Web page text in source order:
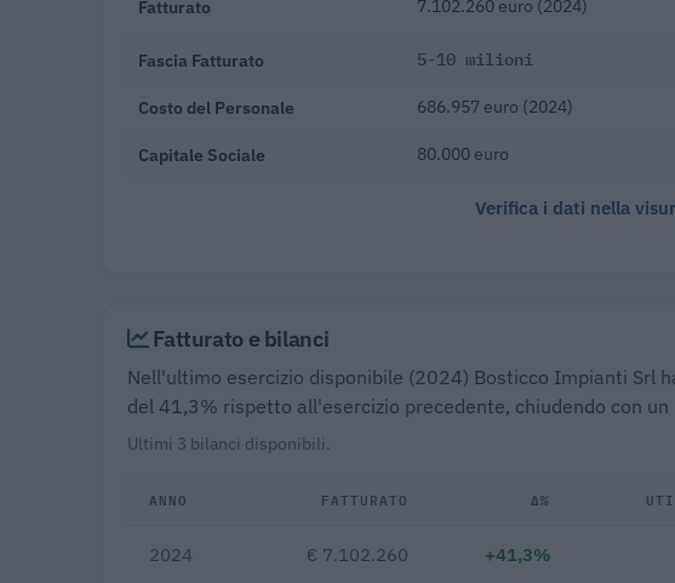
Fatturato 7.102.260 euro (2024)
Fascia Fatturato 5-10 milioni
Costo del Personale 686.957 euro (2024)
Capitale Sociale 80.000 euro
Verifica i dati nella
Fatturato e bilanci
Nell'ultimo esercizio disponibile (2024) Bosticco Impianti Srl
del 41,3% rispetto all'esercizio precedente, chiudendo con
Ultimi 3 bilanci disponibili.
ANNO FATTURATO Δ%
2024 € 7.102.260 +41,3%